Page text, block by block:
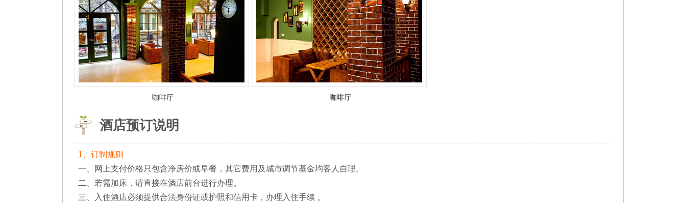
咖啡厅 咖啡厅
酒店预订说明
1、订制规则
一、网上支付价格只包含净房价或早餐，其它费用及城市调节基金均客人自理。
二、若需加床，请直接在酒店前台进行办理。
三、入住酒店必须提供合法身份证或护照和信用卡，办理入住手续 。